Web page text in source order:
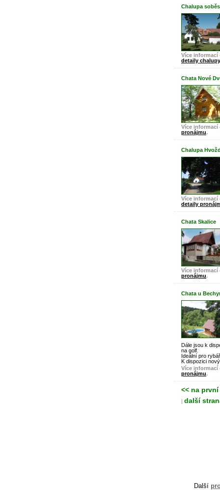
Chalupa
Více informací
detaily chalupy
Chata Nové
Více informací
pronájmu.
Chalupa
Více informací
detaily
Chata Skalice
Více informací
pronájmu.
Chata u
Dále jsou k
na golf.
Ideální pro
K dispozici
Více informací
pronájmu.
<< na
| další
Další